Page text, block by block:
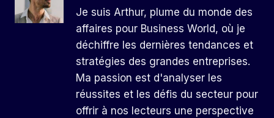
Je suis Arthur, plume du monde des
affaires pour Business World, où je
déchiffre les dernières tendances et
stratégies des grandes entreprises.
Ma passion est d'analyser les
réussites et les défis du secteur pour
offrir à nos lecteurs une perspective